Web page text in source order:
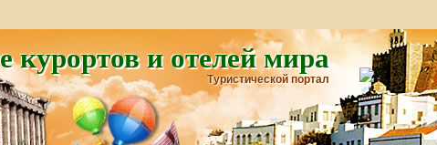
курортов и отелей мира
Туристической портал